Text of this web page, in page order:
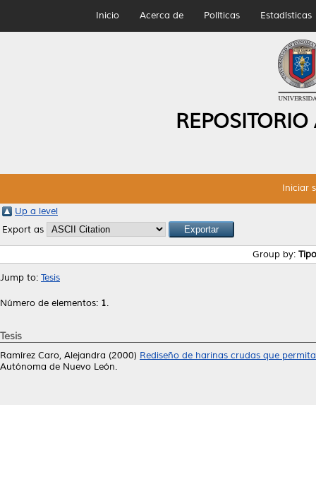
Inicio Acerca de Políticas Estadísticas
Iniciar
Up a level
Export as
Group by:
Jump to: Tesis
Número de elementos: 1.
Tesis
Ramírez Caro, Alejandra (2000) Rediseño de harinas crudas que
Autónoma de Nuevo León.